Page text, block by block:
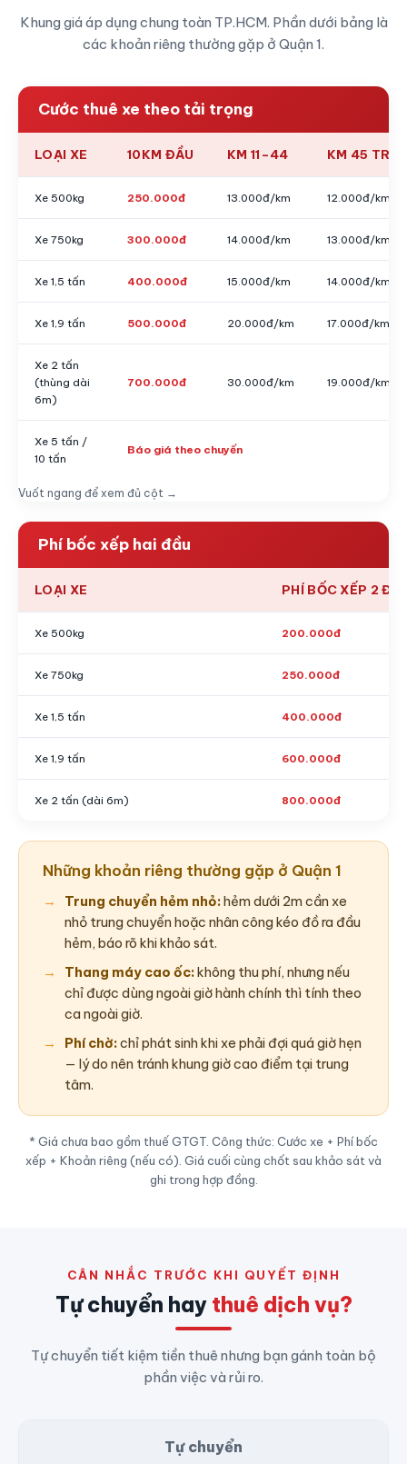
Khung giá áp dụng chung toàn TP.HCM. Phần dưới bảng là
các khoản riêng thường gặp ở Quận 1.
Cước thuê xe theo tải trọng
LOẠI XE 10KM ĐẦU KM 11–44 KM 45 TRỞ
Xe 500kg 250.000đ 13.000đ/km 12.000đ/km
Xe 750kg 300.000đ 14.000đ/km 13.000đ/km
Xe 1,5 tấn 400.000đ 15.000đ/km 14.000đ/km
Xe 1,9 tấn 500.000đ 20.000đ/km 17.000đ/km
Xe 2 tấn
(thùng dài
6m)
700.000đ 30.000đ/km 19.000đ/km
Xe 5 tấn /
10 tấn
Báo giá theo chuyến
Vuốt ngang để xem đủ cột →
Phí bốc xếp hai đầu
LOẠI XE PHÍ BỐC XẾP 2
Xe 500kg 200.000đ
Xe 750kg 250.000đ
Xe 1,5 tấn 400.000đ
Xe 1,9 tấn 600.000đ
Xe 2 tấn (dài 6m) 800.000đ
Những khoản riêng thường gặp ở Quận 1
Trung chuyển hẻm nhỏ:hẻm dưới 2m cần xe
nhỏ trung chuyển hoặc nhân công kéo đồ ra đầu
hẻm, báo rõ khi khảo sát.
Thang máy cao ốc:không thu phí, nhưng nếu
chỉ được dùng ngoài giờ hành chính thì tính theo
ca ngoài giờ.
Phí chờ:chỉ phát sinh khi xe phải đợi quá giờ hẹn
— lý do nên tránh khung giờ cao điểm tại trung
tâm.
* Giá chưa bao gồm thuế GTGT. Công thức: Cước xe + Phí bốc
xếp + Khoản riêng (nếu có). Giá cuối cùng chốt sau khảo sát và
ghi trong hợp đồng.
CÂN NHẮC TRƯỚC KHI QUYẾT ĐỊNH
Tự chuyển hay thuê dịch vụ?
Tự chuyển tiết kiệm tiền thuê nhưng bạn gánh toàn bộ
phần việc và rủi ro.
Tự chuyển